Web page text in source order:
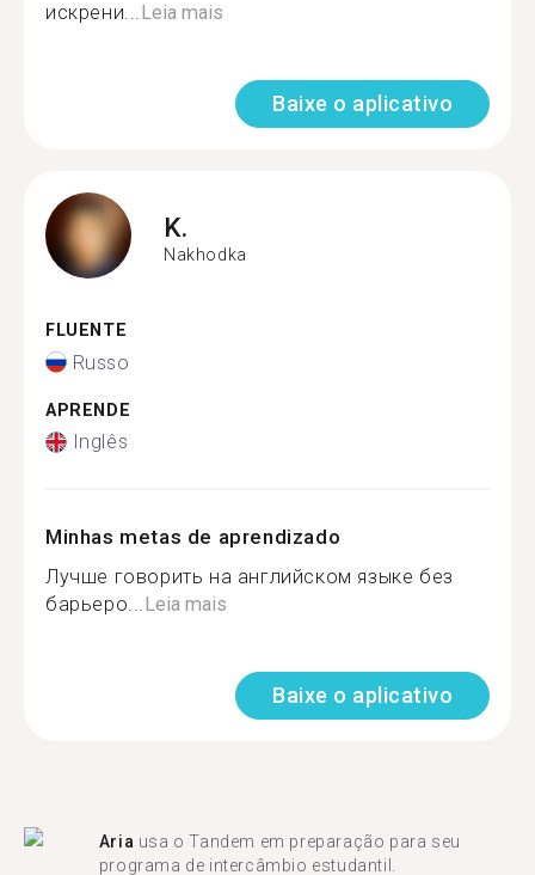
искрени...Leia mais
Baixe o aplicativo
K.
Nakhodka
FLUENTE
Russo
APRENDE
Inglês
Minhas metas de aprendizado
Лучше говорить на английском языке без
барьеро...Leia mais
Baixe o aplicativo
Aria usa o Tandem em preparação para seu
programa de intercâmbio estudantil.